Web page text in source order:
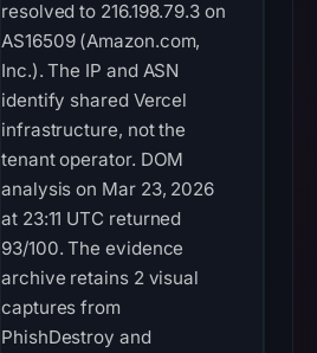
resolved to 216.198.79.3 on
AS16509 (Amazon.com,
Inc.). The IP and ASN
identify shared Vercel
infrastructure, not the
tenant operator. DOM
analysis on Mar 23, 2026
at 23:11 UTC returned
93/100. The evidence
archive retains 2 visual
captures from
PhishDestroy and